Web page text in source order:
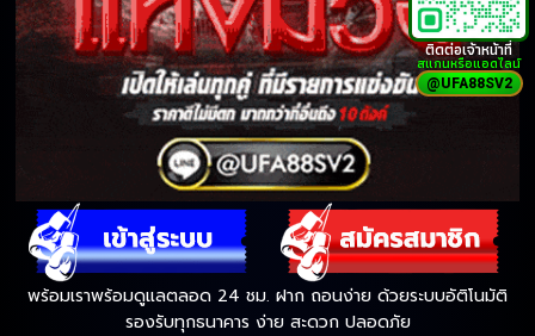
พร้อมเราพร้อมดูแลตลอด 24 ชม. ฝาก ถอนง่าย ด้วยระบบอัติโนมัติ
รองรับทุกธนาคาร ง่าย สะดวก ปลอดภัย
ติดต่อเจ้าหน้าที่
สแกนหรือแอดไลน์
@UFA88SV2